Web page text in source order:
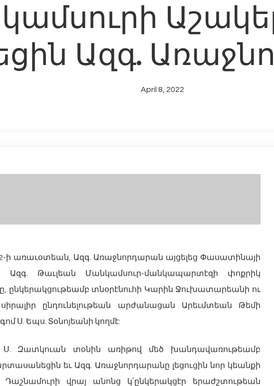
Ազգ.
April 8, 2022
ի առաւօտեան, Ազգ. Առաջնորդարան այցելեց Փասատինայի
Թաւլեան Մանկամսուր-մանկապարտէզի փոքրիկ
ընկերակցութեամբ տնօրէնուհի Կարին Ջուխատարեանի ու
ընդունելութեան արժանացան Արեւմտեան Թեմի
Ս. Եպս. Տօնոյեանի կողմէ:
Ս. Զատկուան տօնին առիթով մեծ խանդավառութեամբ
եւ Ազգ. Առաջնորդարանը լեցուցին նոր կեանքի
Դաշնամուրի վրայ անոնց կ՛ընկերակցէր երաժշտութեան